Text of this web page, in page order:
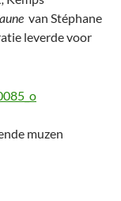
van Stéphane
leverde voor
muzen